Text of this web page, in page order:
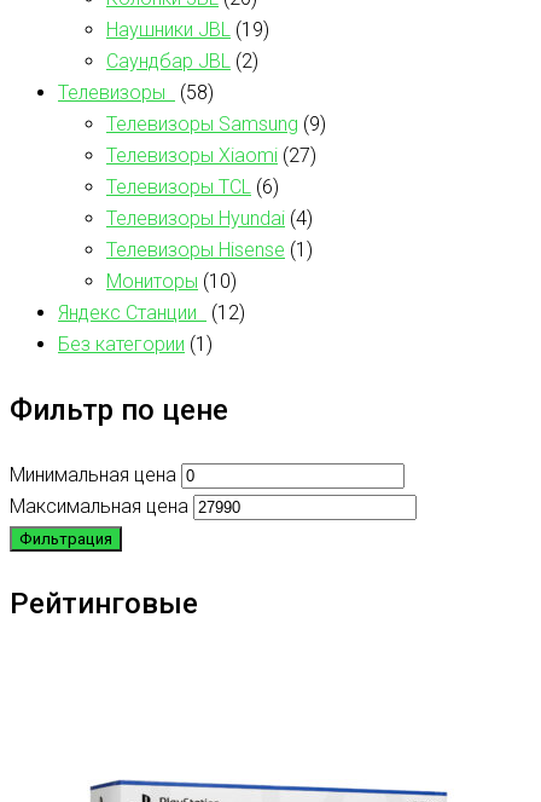
Наушники JBL (19)
Саундбар JBL (2)
Телевизоры
(58)
Телевизоры Samsung (9)
Телевизоры Xiaomi (27)
Телевизоры TCL (6)
Телевизоры Hyundai (4)
Телевизоры Hisense (1)
Мониторы (10)
Яндекс Станции
(12)
Без категории (1)
Фильтр по цене
Минимальная цена
Максимальная цена
Фильтрация
Рейтинговые